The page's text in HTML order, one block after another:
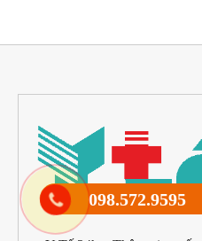
098.572.9595